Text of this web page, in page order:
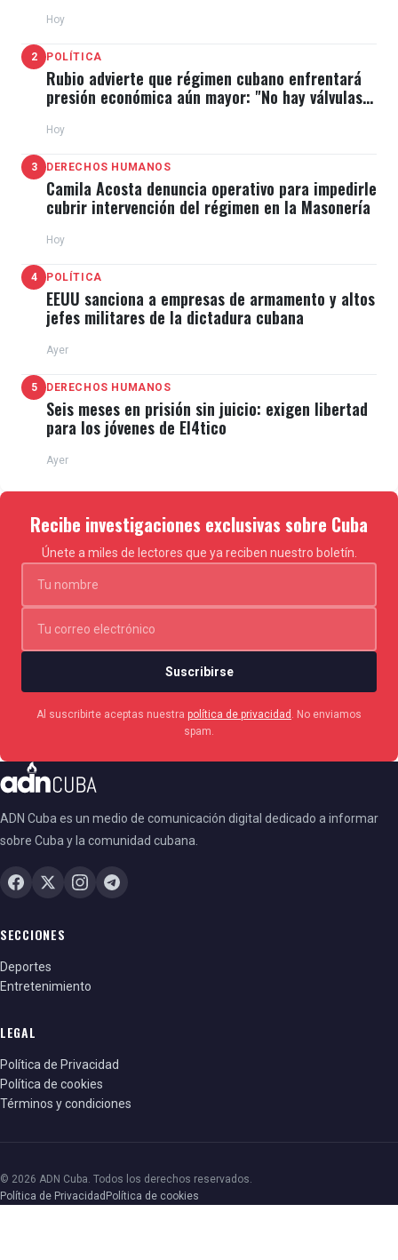
Hoy
2 POLÍTICA
Rubio advierte que régimen cubano enfrentará
presión económica aún mayor: "No hay válvulas
Hoy
3 DERECHOS HUMANOS
Camila Acosta denuncia operativo para impedirle
cubrir intervención del régimen en la Masonería
Hoy
4 POLÍTICA
EEUU sanciona a empresas de armamento y altos
jefes militares de la dictadura cubana
Ayer
5 DERECHOS HUMANOS
Seis meses en prisión sin juicio: exigen libertad
para los jóvenes de El4tico
Ayer
Recibe investigaciones exclusivas sobre Cuba
Únete a miles de lectores que ya reciben nuestro boletín.
Suscribirse
Al suscribirte aceptas nuestra política de privacidad . No enviamos
spam.
ADN Cuba es un medio de comunicación digital dedicado a informar
sobre Cuba y la comunidad cubana.
SECCIONES
Deportes
Entretenimiento
LEGAL
Política de Privacidad
Política de cookies
Términos y condiciones
© 2026 ADN Cuba. Todos los derechos reservados.
Política de Privacidad Política de cookies